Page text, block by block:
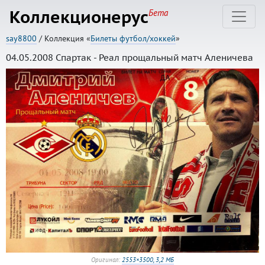
КоллекционерусБета
say8800 / Коллекция «Билеты футбол/хоккей»
04.05.2008 Спартак - Реал прощальный матч Аленичева
Оригинал: 2553×3500, 3,2 МБ